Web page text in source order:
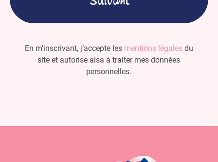
En m’inscrivant, j’accepte les mentions légalesdu
site et autorise alsa à traiter mes données
personnelles.